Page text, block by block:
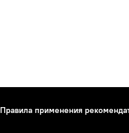
Правила применения